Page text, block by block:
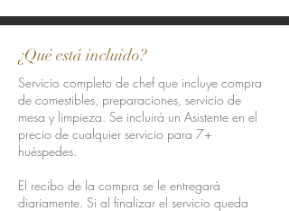
¿Qué está incluido?
Servicio completo de chef que incluye compra
de comestibles, preparaciones, servicio de
mesa y limpieza. Se incluirá un Asistente en el
precio de cualquier servicio para 7+
huéspedes.
El recibo de la compra se le entregará
diariamente. Si al finalizar el servicio queda